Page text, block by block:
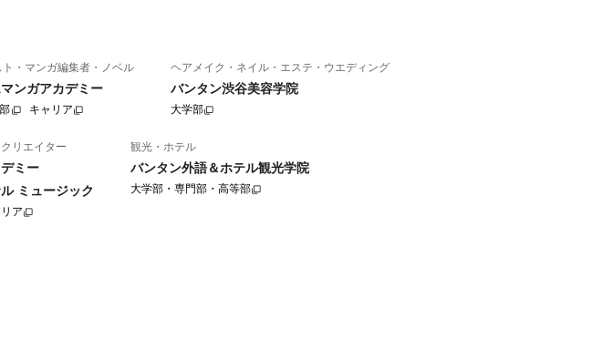
・マンガ編集者・ノベル
ンガアカデミー
キャリア
ヘアメイク・ネイル・エステ・ウエディング
バンタン渋谷美容学院
大学部
リエイター
ミー
ミュージック
ア
観光・ホテル
バンタン外語＆ホテル観光学院
大学部・専門部・高等部